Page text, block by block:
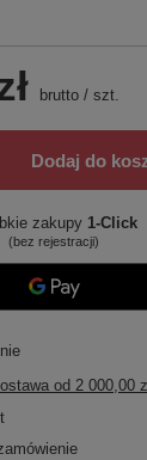
brutto / szt.
Dodaj do
zakupy 1-Click
(bez rejestracji)
od 2 000,00